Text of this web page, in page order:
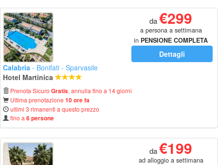
da€299
a persona a settimana
in PENSIONE COMPLETA
Dettagli
Calabria - Bonifati - Sparvasile
Hotel Martinica
Prenota Sicuro Gratis, annulla fino a 14 giorni
Ultima prenotazione 10 ore fa
ultimi 3 rimanenti a questo prezzo
fino a 6 persone
da€199
ad alloggio a settimana